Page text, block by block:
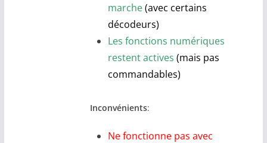
marche(avec certains
décodeurs)
Les fonctions numériques
restent actives (mais pas
commandables)
Inconvénients:
Ne fonctionne pas avec